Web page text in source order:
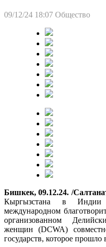
09/12/24 18:07 Общество
Бишкек, 09.12.24. /
Кыргызстана в
международном
организованном
женщин (DCWA)
государств, которое